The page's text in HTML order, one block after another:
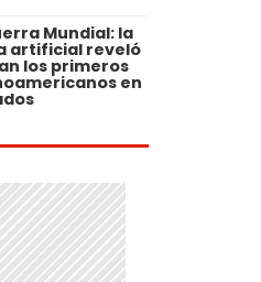
Mundial: la
artificial reveló
los primeros
en